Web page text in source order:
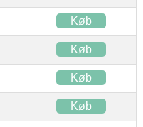
Køb
Køb
Køb
Køb